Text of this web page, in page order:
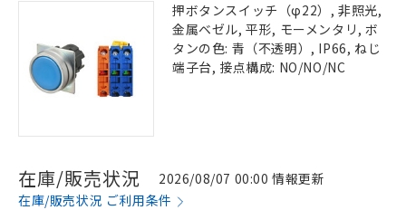
押ボタンスイッチ（φ22）, 非照光,
金属ベゼル, 平形, モーメンタリ, ボ
タンの色: 青（不透明）, IP66, ねじ
端子台, 接点構成: NO/NO/NC
在庫/販売状況
2026/08/07 00:00 情報更新
在庫/販売状況 ご利用条件